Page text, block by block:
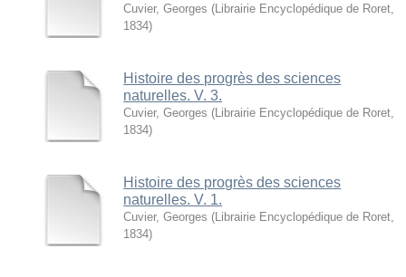
Cuvier, Georges ( Librairie Encyclopédique de Roret
1834)
Histoire des progrès des sciences
naturelles. V. 3.
Cuvier, Georges ( Librairie Encyclopédique de Roret
1834)
Histoire des progrès des sciences
naturelles. V. 1.
Cuvier, Georges ( Librairie Encyclopédique de Roret
1834)